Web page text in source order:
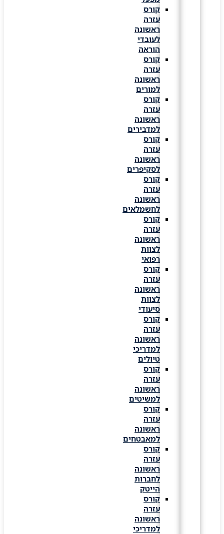
קורס
עזרה
ראשונה
לעובדי
הוראה
קורס
עזרה
ראשונה
למורים
קורס
עזרה
ראשונה
למדבירים
קורס
עזרה
ראשונה
לסקיפרים
קורס
עזרה
ראשונה
לחשמלאים
קורס
עזרה
ראשונה
לצוות
רפואי
קורס
עזרה
ראשונה
לצוות
סיעודי
קורס
עזרה
ראשונה
למדריכי
טיולים
קורס
עזרה
ראשונה
למשיטים
קורס
עזרה
ראשונה
למאבטחים
קורס
עזרה
ראשונה
לחברות
הייטק
קורס
עזרה
ראשונה
למדריכי